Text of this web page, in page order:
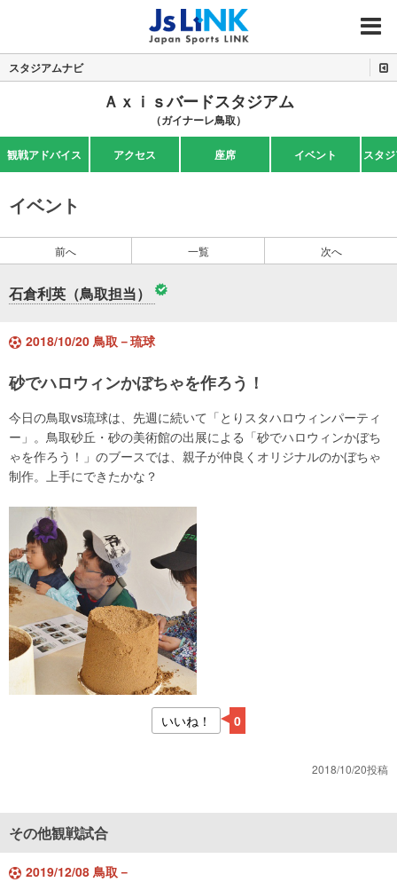
MENU
スタジアムナビ
Ａｘｉｓバードスタジアム
（ガイナーレ鳥取）
観戦アドバイス アクセス 座席 イベント スタ
イベント
前へ 一覧 次へ
石倉利英（鳥取担当）
2018/10/20 鳥取－琉球
砂でハロウィンかぼちゃを作ろう！
今日の鳥取vs琉球は、先週に続いて「とりスタハロウィンパーティ
ー」。鳥取砂丘・砂の美術館の出展による「砂でハロウィンかぼち
ゃを作ろう！」のブースでは、親子が仲良くオリジナルのかぼちゃ
制作。上手にできたかな？
いいね！ 0
2018/10/20投稿
その他観戦試合
2019/12/08 鳥取－